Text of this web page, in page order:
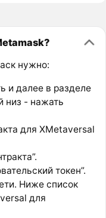
нужно:
и далее в разделе
низ - нажать
для XMetaversal
токен”.
Ниже список
для